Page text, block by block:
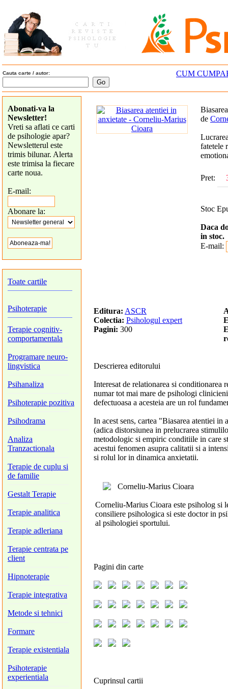
Cauta carte / autor: CUM
Abonati-va la
Newsletter!
Vreti sa aflati ce carti
de psihologie apar?
Newsletterul este
trimis bilunar. Alerta
este trimisa la fiecare
carte noua.
E-mail:
Abonare la:
Toate cartile
Psihoterapie
Terapie cognitiv-
comportamentala
Programare neuro-
lingvistica
Psihanaliza
Psihoterapie pozitiva
Psihodrama
Analiza
Tranzactionala
Terapie de cuplu si
de familie
Gestalt Terapie
Terapie analitica
Terapie adleriana
Terapie centrata pe
client
Hipnoterapie
Terapie integrativa
Metode si tehnici
Formare
Terapie existentiala
Psihoterapie
experientiala
de
fatetele
Pret:
Stoc
Daca
in stoc.
E-mail:
Editura: ASCR
Colectia: Psihologul expert
Pagini: 300
Descrierea editorului
Interesat de relationarea si conditionarea
numar tot mai mare de psihologi
defectuoasa a acesteia are un rol
In acest sens, cartea "Biasarea atentiei
(adica distorsiunea in prelucrarea
metodologic si empiric conditiile in care
acestui fenomen asupra calitatii si a
si rolul lor in dinamica anxietatii.
Corneliu-Marius Cioara
Corneliu-Marius Cioara este psiholog si
consiliere psihologica si este doctor in
al psihologiei sportului.
Pagini din carte
Cuprinsul cartii